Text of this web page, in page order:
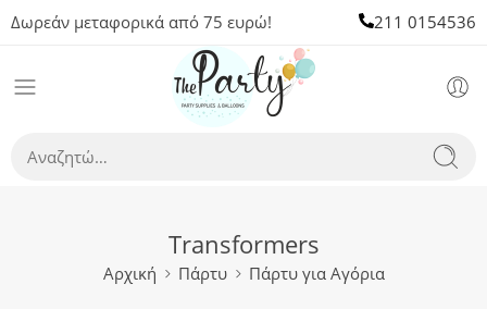
Δωρεάν μεταφορικά από 75 ευρώ! 211 0154536
Transformers
Αρχική Πάρτυ Πάρτυ για Αγόρια